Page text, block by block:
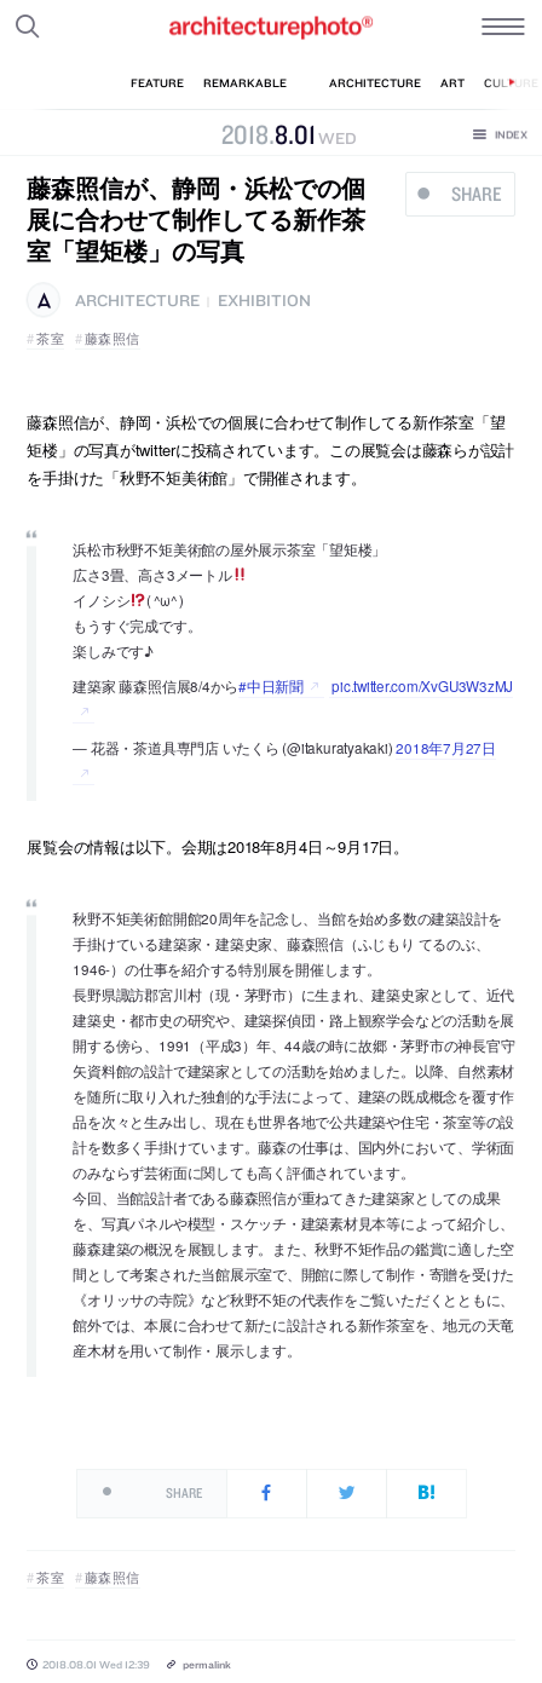
2018.8.01 WED
SHARE
藤森照信が、静岡・浜松での個
展に合わせて制作してる新作茶
室「望矩楼」の写真
ARCHITECTURE
EXHIBITION
茶室
藤森照信
藤森照信が、静岡・浜松での個展に合わせて制作してる新作茶室「望
矩楼」の写真がtwitterに投稿されています。この展覧会は藤森らが設計
を手掛けた「秋野不矩美術館」で開催されます。
浜松市秋野不矩美術館の屋外展示茶室「望矩楼」
広さ3畳、高さ3メートル
イノシシ
( ^ω^ )
もうすぐ完成です。
楽しみです♪
建築家 藤森照信展8/4から#中日新聞 pic.twitter.com/XvGU3W3zMJ
— 花器・茶道具専門店 いたくら (@itakuratyakaki)2018年7月27日
展覧会の情報は以下。会期は2018年8月4日～9月17日。
秋野不矩美術館開館20周年を記念し、当館を始め多数の建築設計を
手掛けている建築家・建築史家、藤森照信（ふじもり てるのぶ、
1946-）の仕事を紹介する特別展を開催します。
長野県諏訪郡宮川村（現・茅野市）に生まれ、建築史家として、近代
建築史・都市史の研究や、建築探偵団・路上観察学会などの活動を展
開する傍ら、1991（平成3）年、44歳の時に故郷・茅野市の神長官守
矢資料館の設計で建築家としての活動を始めました。以降、自然素材
を随所に取り入れた独創的な手法によって、建築の既成概念を覆す作
品を次々と生み出し、現在も世界各地で公共建築や住宅・茶室等の設
計を数多く手掛けています。藤森の仕事は、国内外において、学術面
のみならず芸術面に関しても高く評価されています。
今回、当館設計者である藤森照信が重ねてきた建築家としての成果
を、写真パネルや模型・スケッチ・建築素材見本等によって紹介し、
藤森建築の概況を展観します。また、秋野不矩作品の鑑賞に適した空
間として考案された当館展示室で、開館に際して制作・寄贈を受けた
《オリッサの寺院》など秋野不矩の代表作をご覧いただくとともに、
館外では、本展に合わせて新たに設計される新作茶室を、地元の天竜
産木材を用いて制作・展示します。
SHARE
茶室 藤森照信
2018.08.01 Wed 12:39 permalink